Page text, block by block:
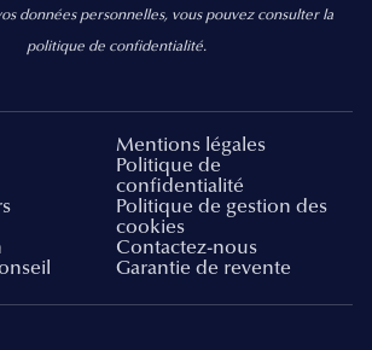
données personnelles, vous pouvez consulter la
politique de confidentialité.
Mentions légales
Politique de
confidentialité
Politique de gestion des
cookies
Contactez-nous
Garantie de revente